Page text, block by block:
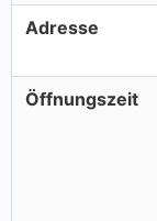
Adresse
Öffnungszeit